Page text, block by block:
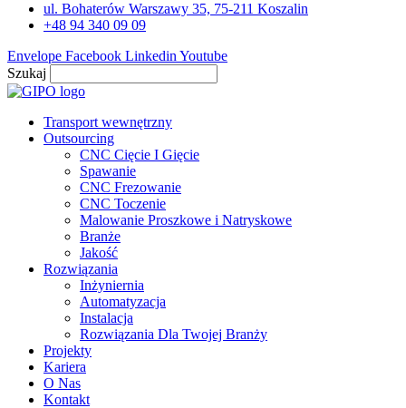
ul. Bohaterów Warszawy 35, 75-211 Koszalin
+48 94 340 09 09
Envelope Facebook Linkedin Youtube
Szukaj
Transport wewnętrzny
Outsourcing
CNC Cięcie I Gięcie
Spawanie
CNC Frezowanie
CNC Toczenie
Malowanie Proszkowe i Natryskowe
Branże
Jakość
Rozwiązania
Inżyniernia
Automatyzacja
Instalacja
Rozwiązania Dla Twojej Branży
Projekty
Kariera
O Nas
Kontakt